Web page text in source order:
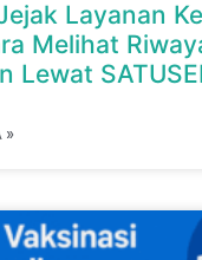
Layanan
Melihat
Lewat
»